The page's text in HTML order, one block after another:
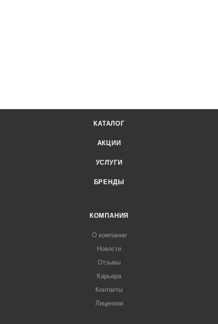
КАТАЛОГ
АКЦИИ
УСЛУГИ
БРЕНДЫ
КОМПАНИЯ
О компании
Новости
Отзывы
Карьера
Контакты
Лицензии